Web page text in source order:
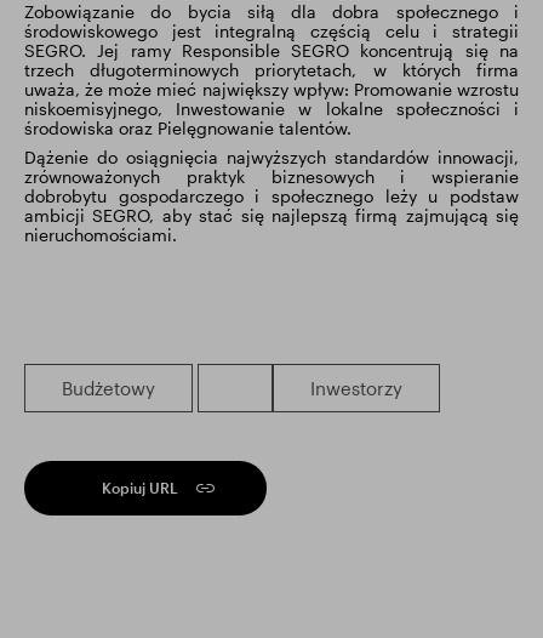
Zobowiązanie do bycia siłą dla dobra społecznego i
środowiskowego jest integralną częścią celu i strategii
SEGRO. Jej ramy Responsible SEGRO koncentrują się na
trzech długoterminowych priorytetach, w których firma
uważa, że może mieć największy wpływ: Promowanie wzrostu
niskoemisyjnego, Inwestowanie w lokalne społeczności i
środowiska oraz Pielęgnowanie talentów.
Dążenie do osiągnięcia najwyższych standardów innowacji,
zrównoważonych praktyk biznesowych i wspieranie
dobrobytu gospodarczego i społecznego leży u podstaw
ambicji SEGRO, aby stać się najlepszą firmą zajmującą się
nieruchomościami.
Budżetowy Inwestorzy
Kopiuj URL